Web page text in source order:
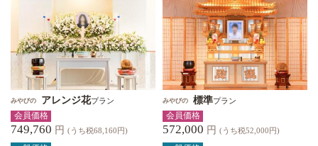
みやびの アレンジ花プラン
会員価格
749,760 円 (うち税68,160円)
みやびの 標準プラン
会員価格
572,000 円 (うち税52,000円)